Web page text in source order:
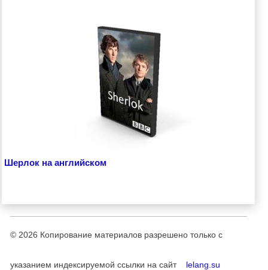
Шерлок на английском
© 2026 Копирование материалов разрешено только с
указанием индексируемой ссылки на сайт lelang.su